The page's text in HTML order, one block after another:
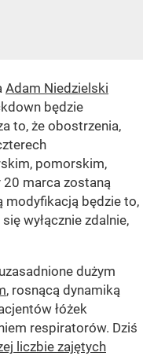
Adam Niedzielski
będzie
to, że obostrzenia,
pomorskim,
marca zostaną
modyfikacją będzie to,
wyłącznie zdalnie,
dużym
, rosnącą dynamiką
łóżek
respiratorów. Dziś
liczbie zajętych